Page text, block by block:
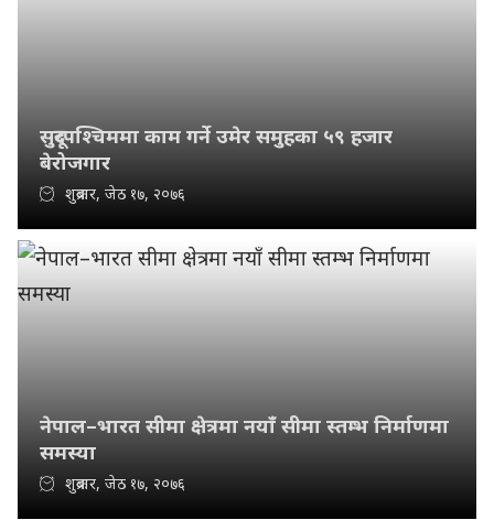
सुदूरपश्चिममा काम गर्ने उमेर समुहका ५९ हजार
बेरोजगार
शुक्रबार, जेठ १७, २०७६
नेपाल–भारत सीमा क्षेत्रमा नयाँ सीमा स्तम्भ निर्माणमा
समस्या
शुक्रबार, जेठ १७, २०७६